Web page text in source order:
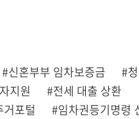
#신혼부부 임차보증금
#
지원
#전세 대출 상환
포털
#임차권등기명령